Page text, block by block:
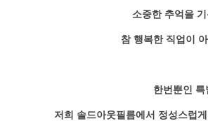
소중한 추억을
참 행복한 직업이
한번뿐인
저희 솔드아웃필름에서 정성스럽